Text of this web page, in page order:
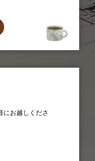
にお越しくださ